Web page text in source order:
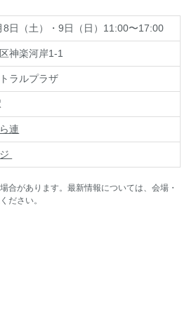
8日（土）・9日（日）11:00〜17:00
神楽河岸1-1
ラルプラザ
連
合があります。最新情報については、会場・
ださい。